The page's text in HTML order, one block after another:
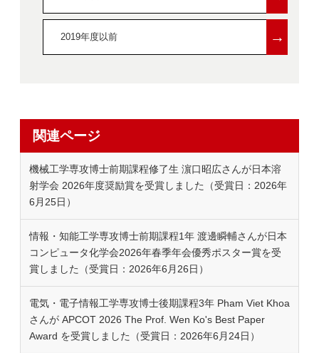
2019年度以前 →
関連ページ
機械工学専攻博士前期課程修了生 濵口昭広さんが日本溶
射学会 2026年度奨励賞を受賞しました（受賞日：2026年
6月25日）
情報・知能工学専攻博士前期課程1年 渡邊瞬輔さんが日本
コンピュータ化学会2026年春季年会優秀ポスター賞を受
賞しました（受賞日：2026年6月26日）
電気・電子情報工学専攻博士後期課程3年 Pham Viet Khoa
さんが APCOT 2026 The Prof. Wen Ko's Best Paper
Award を受賞しました（受賞日：2026年6月24日）